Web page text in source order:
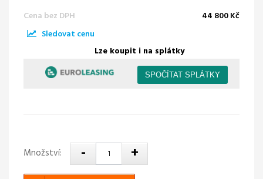
Cena bez DPH
44 800 Kč
Sledovat cenu
Lze koupit i na splátky
Množství: - +